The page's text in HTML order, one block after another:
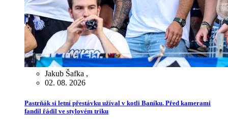
Jakub Šafka ,
02. 08. 2026
Pastrňák si letní přestávku užíval v kotli Baníku. Před kamerami
fandil řádil ve stylovém triku